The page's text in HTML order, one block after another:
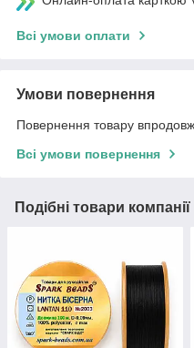
Всі умови оплати
Умови повернення
Повернення товару
Всі умови повернення
Подібні товари компанії